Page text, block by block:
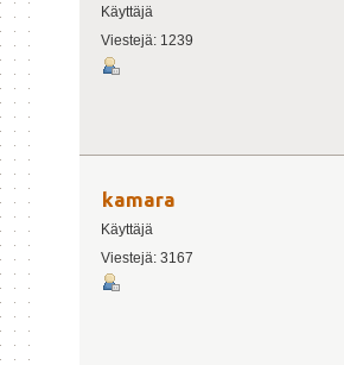
Käyttäjä
Viestejä: 1239
kamara
Käyttäjä
Viestejä: 3167